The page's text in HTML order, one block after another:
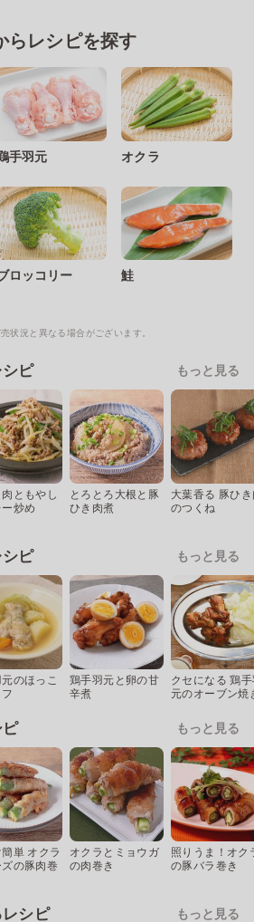
らレシピを探す
手羽元 オクラ
ロッコリー 鮭
状況と異なる場合がございます。
ピ もっと見る
ともやし
炒め
とろとろ大根と豚
ひき肉煮
大葉香る 豚ひ
のつくね
ピ もっと見る
のほっこ
鶏手羽元と卵の甘
辛煮
クセになる 鶏
元のオーブン焼
ピ もっと見る
単 オクラ
ズの豚肉巻
オクラとミョウガ
の肉巻き
照りうま！オク
の豚バラ巻き
レシピ もっと見る